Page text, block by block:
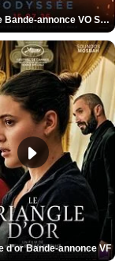
L'Odyssée Bande-annonce VO STFR
d'or Bande-annonce VF